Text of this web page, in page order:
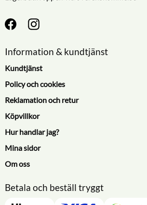
Information & kundtjänst
Kundtjänst
Policy och cookies
Reklamation och retur
Köpvillkor
Hur handlar jag?
Mina sidor
Om oss
Betala och beställ tryggt